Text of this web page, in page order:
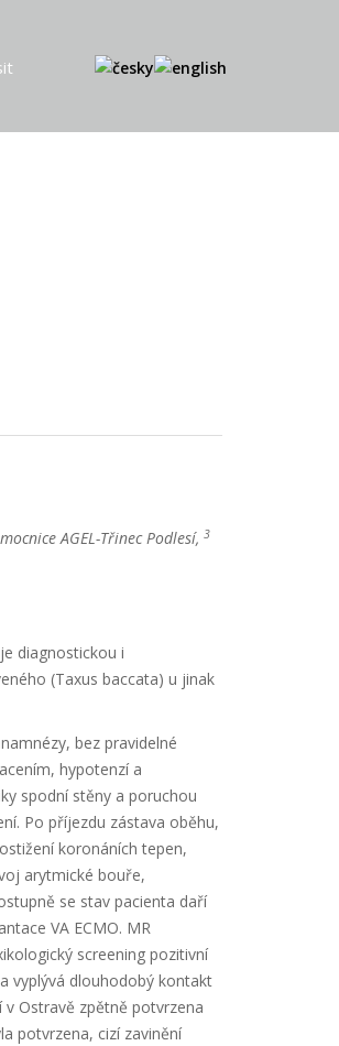
AGEL-Třinec Podlesí, 3
diagnostickou i
(Taxus baccata) u jinak
bez pravidelné
hypotenzí a
spodní stěny a poruchou
Po příjezdu zástava oběhu,
koronáních tepen,
arytmické bouře,
se stav pacienta daří
VA ECMO. MR
screening pozitivní
vyplývá dlouhodobý kontakt
Ostravě zpětně potvrzena
potvrzena, cizí zavinění